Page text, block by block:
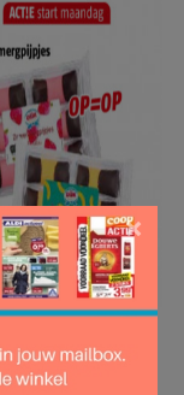
geldig van
×